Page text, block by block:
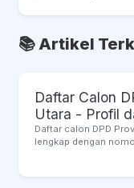
📚 Artikel
Daftar Calon
Utara - Profil
Daftar calon DPD
lengkap dengan